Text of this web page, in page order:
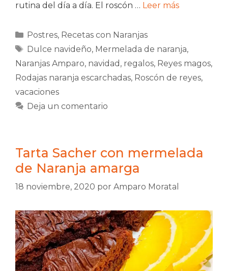
rutina del día a día. El roscón … Leer más
Categorías
Postres, Recetas con Naranjas
Etiquetas
Dulce navideño, Mermelada de naranja,
Naranjas Amparo, navidad , regalos, Reyes magos,
Rodajas naranja escarchadas, Roscón de reyes,
vacaciones
Deja un comentario
Tarta Sacher con mermelada
de Naranja amarga
18 noviembre, 2020 por Amparo Moratal